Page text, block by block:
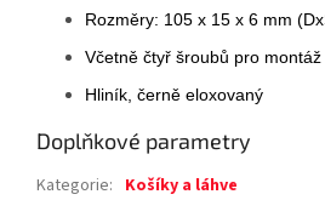
Rozměry: 105 x 15 x 6 mm
Včetně čtyř šroubů pro montáž
Hliník, černě eloxovaný
Doplňkové parametry
Kategorie: Košíky a láhve